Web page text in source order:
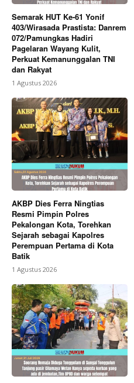
Semarak HUT Ke-61 Yonif
403/Wirasada Prastista: Danrem
072/Pamungkas Hadiri
Pagelaran Wayang Kulit,
Perkuat Kemanunggalan TNI
dan Rakyat
1 Agustus 2026
AKBP Dies Ferra Ningtias
Resmi Pimpin Polres
Pekalongan Kota, Torehkan
Sejarah sebagai Kapolres
Perempuan Pertama di Kota
Batik
1 Agustus 2026